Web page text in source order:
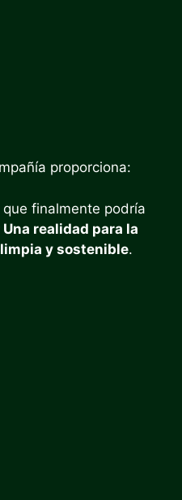
proporciona:
finalmente podría
realidad para la
y sostenible.